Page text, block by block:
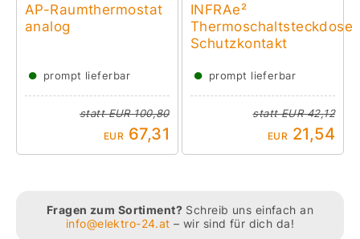
AP-Raumthermostat
analog
● prompt lieferbar
stattEUR 100,80
EUR 67,31
INFRAe²
Thermoschaltsteckdose
Schutzkontakt
● prompt lieferbar
stattEUR 42,12
EUR 21,54
Fragen zum Sortiment? Schreib uns einfach an
info@elektro-24.at – wir sind für dich da!